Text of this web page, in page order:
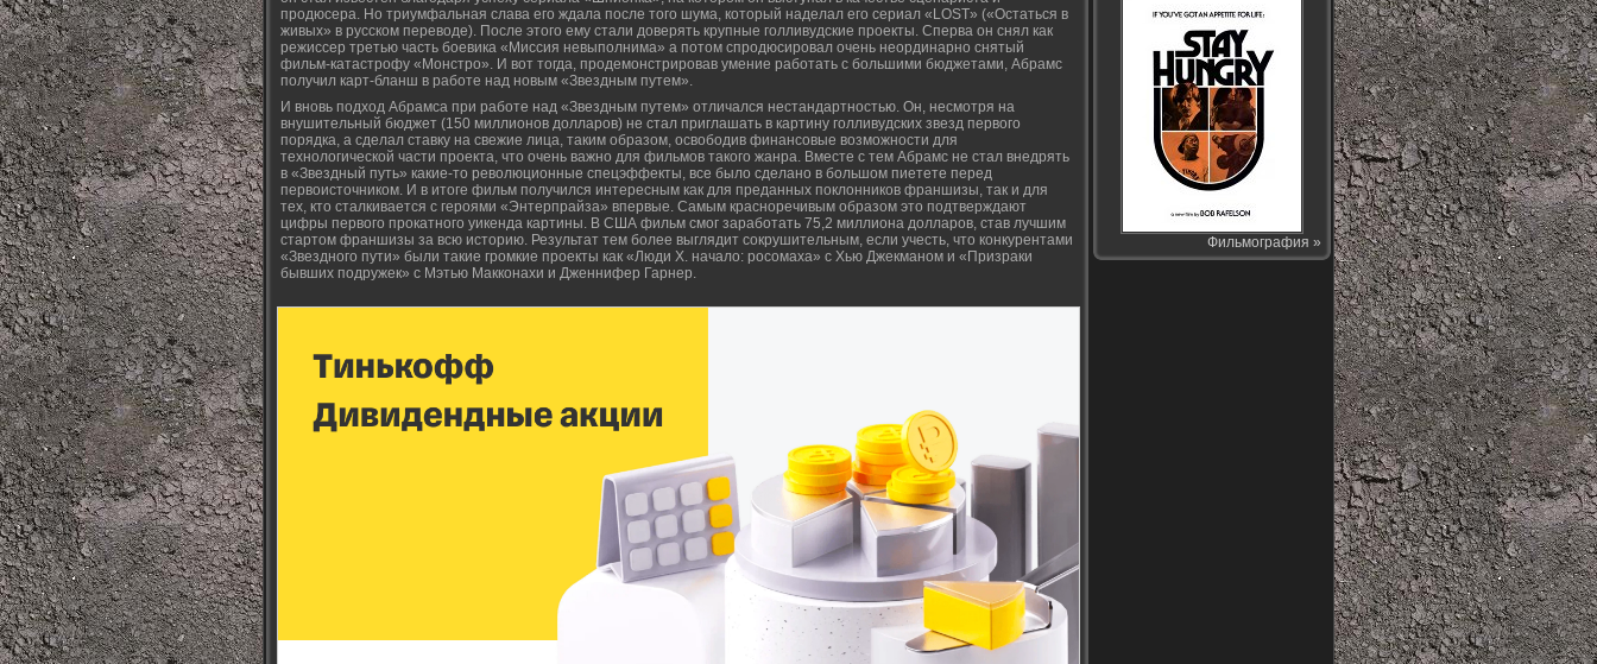
продюсера. Но триумфальная слава его ждала после того шума, который наделал его сериал «LOST» («Остаться в
живых» в русском переводе). После этого ему стали доверять крупные голливудские проекты. Сперва он снял как
режиссер третью часть боевика «Миссия невыполнима» а потом спродюсировал очень неординарно снятый
фильм-катастрофу «Монстро». И вот тогда, продемонстрировав умение работать с большими бюджетами, Абрамс
получил карт-бланш в работе над новым «Звездным путем».
И вновь подход Абрамса при работе над «Звездным путем» отличался нестандартностью. Он, несмотря на
внушительный бюджет (150 миллионов долларов) не стал приглашать в картину голливудских звезд первого
порядка, а сделал ставку на свежие лица, таким образом, освободив финансовые возможности для
технологической части проекта, что очень важно для фильмов такого жанра. Вместе с тем Абрамс не стал внедрять
в «Звездный путь» какие-то революционные спецэффекты, все было сделано в большом пиетете перед
первоисточником. И в итоге фильм получился интересным как для преданных поклонников франшизы, так и для
тех, кто сталкивается с героями «Энтерпрайза» впервые. Самым красноречивым образом это подтверждают
цифры первого прокатного уикенда картины. В США фильм смог заработать 75,2 миллиона долларов, став лучшим
стартом франшизы за всю историю. Результат тем более выглядит сокрушительным, если учесть, что конкурентами
«Звездного пути» были такие громкие проекты как «Люди Х. начало: росомаха» с Хью Джекманом и «Призраки
бывших подружек» с Мэтью Макконахи и Дженнифер Гарнер.
Фильмография »